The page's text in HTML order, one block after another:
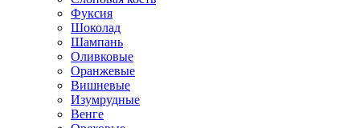
Фуксия
Шоколад
Шампань
Оливковые
Оранжевые
Вишневые
Изумрудные
Венге